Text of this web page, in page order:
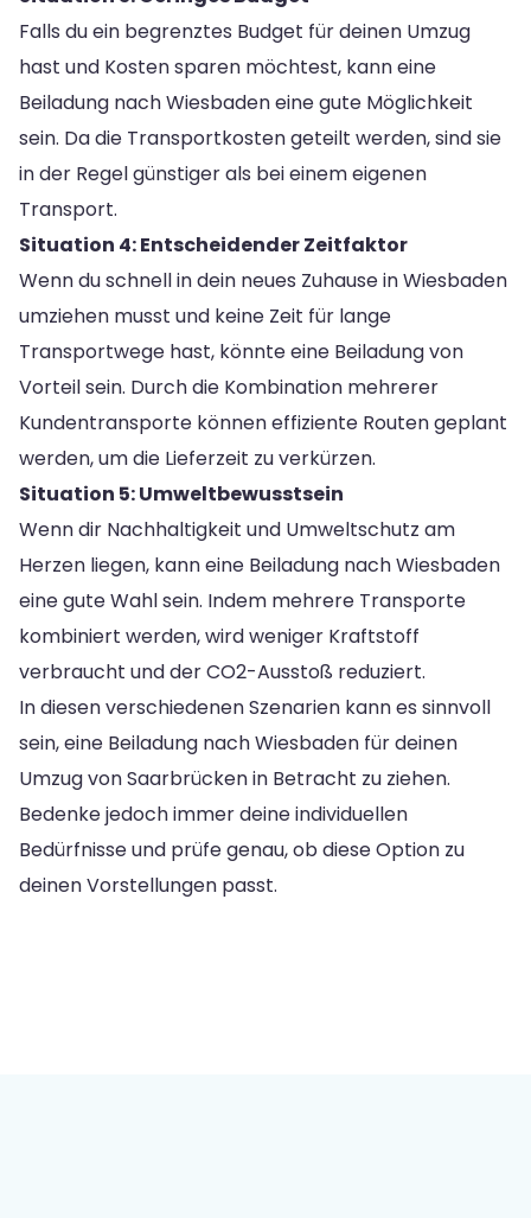
Falls du ein begrenztes Budget für deinen Umzug
hast und Kosten sparen möchtest, kann eine
Beiladung nach Wiesbaden eine gute Möglichkeit
sein. Da die Transportkosten geteilt werden, sind sie
in der Regel günstiger als bei einem eigenen
Transport.
Situation 4: Entscheidender Zeitfaktor
Wenn du schnell in dein neues Zuhause in Wiesbaden
umziehen musst und keine Zeit für lange
Transportwege hast, könnte eine Beiladung von
Vorteil sein. Durch die Kombination mehrerer
Kundentransporte können effiziente Routen geplant
werden, um die Lieferzeit zu verkürzen.
Situation 5: Umweltbewusstsein
Wenn dir Nachhaltigkeit und Umweltschutz am
Herzen liegen, kann eine Beiladung nach Wiesbaden
eine gute Wahl sein. Indem mehrere Transporte
kombiniert werden, wird weniger Kraftstoff
verbraucht und der CO2-Ausstoß reduziert.
In diesen verschiedenen Szenarien kann es sinnvoll
sein, eine Beiladung nach Wiesbaden für deinen
Umzug von Saarbrücken in Betracht zu ziehen.
Bedenke jedoch immer deine individuellen
Bedürfnisse und prüfe genau, ob diese Option zu
deinen Vorstellungen passt.